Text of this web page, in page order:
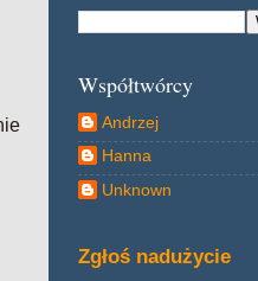
Współtwórcy
Andrzej
Hanna
Unknown
Zgłoś nadużycie